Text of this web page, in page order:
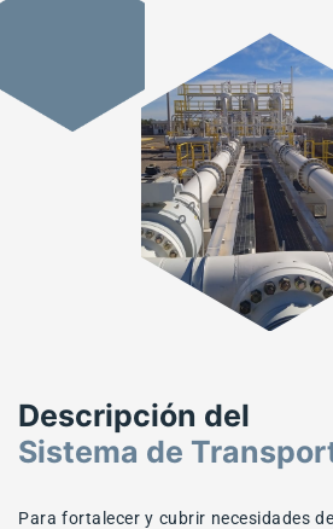
Descripción del
Sistema de
Para fortalecer y cubrir necesidades